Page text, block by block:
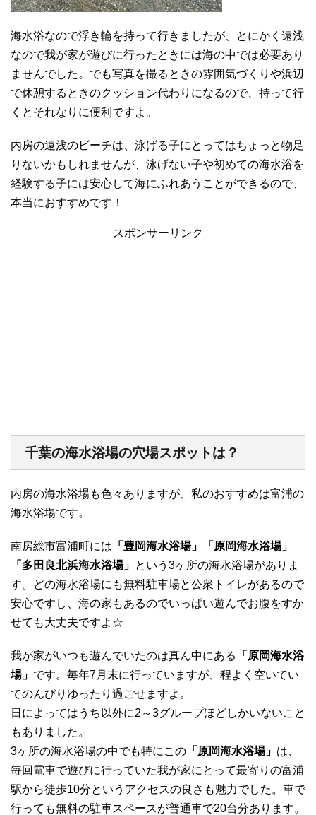
海水浴なので浮き輪を持って行きましたが、とにかく遠浅
なので我が家が遊びに行ったときには海の中では必要あり
ませんでした。でも写真を撮るときの雰囲気づくりや浜辺
で休憩するときのクッション代わりになるので、持って行
くとそれなりに便利ですよ。
内房の遠浅のビーチは、泳げる子にとってはちょっと物足
りないかもしれませんが、泳げない子や初めての海水浴を
経験する子には安心して海にふれあうことができるので、
本当におすすめです！
スポンサーリンク
千葉の海水浴場の穴場スポットは？
内房の海水浴場も色々ありますが、私のおすすめは富浦の
海水浴場です。
南房総市富浦町には 「豊岡海水浴場」「原岡海水浴場」
「多田良北浜海水浴場」 という3ヶ所の海水浴場がありま
す。どの海水浴場にも無料駐車場と公衆トイレがあるので
安心ですし、海の家もあるのでいっぱい遊んでお腹をすか
せても大丈夫ですよ☆
我が家がいつも遊んでいたのは真ん中にある
「原岡海水浴
場」 です。毎年7月末に行っていますが、程よく空いてい
てのんびりゆったり過ごせますよ。
日によってはうち以外に2～3グループほどしかいないこと
もありました。
3ヶ所の海水浴場の中でも特にこの 「原岡海水浴場」 は、
毎回電車で遊びに行っていた我が家にとって最寄りの富浦
駅から徒歩10分というアクセスの良さも魅力でした。車で
行っても無料の駐車スペースが普通車で20台分あります。